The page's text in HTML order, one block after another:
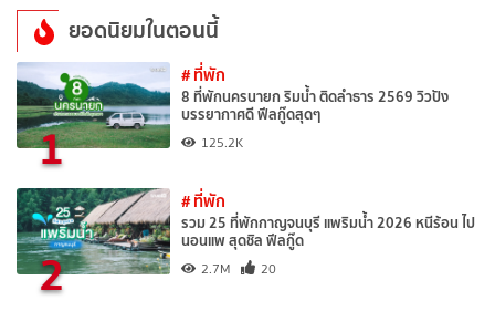
ยอดนิยมในตอนนี้
1
# ที่พัก
8 ที่พักนครนายก ริมน้ำ ติดลำธาร 2569 วิวปัง
บรรยากาศดี ฟีลกู๊ดสุดๆ
125.2K
2
# ที่พัก
รวม 25 ที่พักกาญจนบุรี แพริมน้ำ 2026 หนีร้อน ไป
นอนแพ สุดชิล ฟีลกู๊ด
2.7M 20